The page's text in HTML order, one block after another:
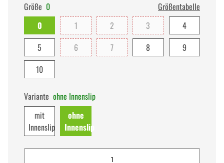
Größe 0
Größentabelle
0
1 2 3
4
5
6 7 8
9
10
Variante ohne Innenslip
mit
Innenslip
ohne
Innenslip